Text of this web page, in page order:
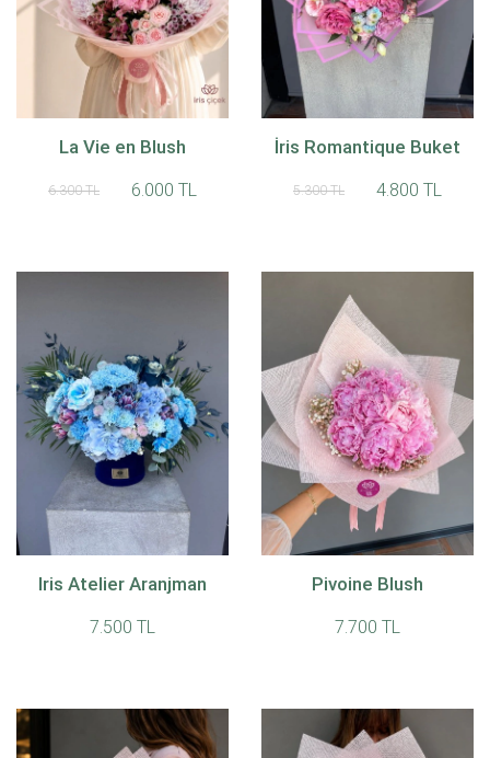
La Vie en Blush
6.300 TL 6.000 TL
İris Romantique Buket
5.300 TL 4.800 TL
Iris Atelier Aranjman
7.500 TL
Pivoine Blush
7.700 TL